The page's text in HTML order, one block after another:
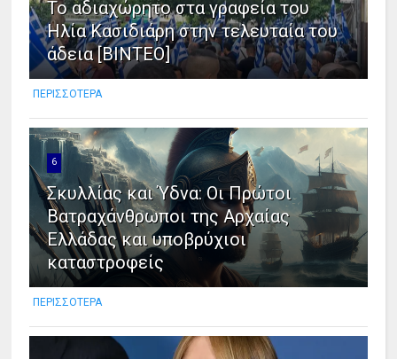
Το αδιαχώρητο στα γραφεία του
Ηλία Κασιδιάρη στην τελευταία του
άδεια [ΒΙΝΤΕΟ]
ΠΕΡΙΣΣΟΤΕΡΑ
6
Σκυλλίας και Ύδνα: Οι Πρώτοι
Βατραχάνθρωποι της Αρχαίας
Ελλάδας και υποβρύχιοι
καταστροφείς
ΠΕΡΙΣΣΟΤΕΡΑ